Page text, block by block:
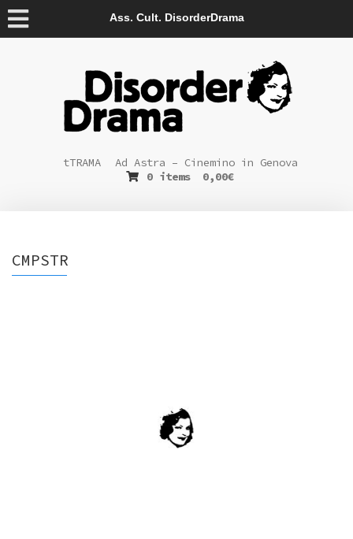
Ass. Cult. DisorderDrama
tTRAMA
Ad Astra – Cinemino in Genova
0 items
0,00€
CMPSTR